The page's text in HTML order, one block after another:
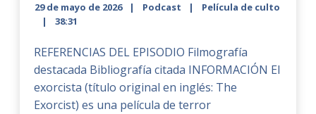
29 de mayo de 2026 Podcast
Película de culto
38:31
REFERENCIAS DEL EPISODIO Filmografía
destacada Bibliografía citada INFORMACIÓN El
exorcista (título original en inglés: The
Exorcist) es una película de terror